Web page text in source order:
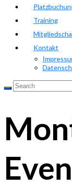
Training
Kontakt